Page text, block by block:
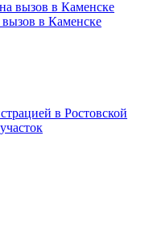
в Каменске
в Ростовской